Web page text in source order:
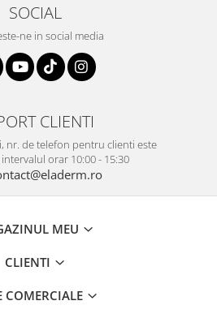
SOCIAL
ne in social media
CLIENTI
nr. de telefon pentru clienti este
orar 10:00 - 15:30
MEU
CLIENTI
COMERCIALE